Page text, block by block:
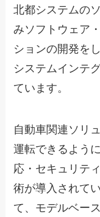
北都システムの
みソフトウェア
ションの開発を
システムインテ
ています。
自動車関連ソリ
運転できるよう
応・セキュリテ
術が導入されて
て、モデルベー